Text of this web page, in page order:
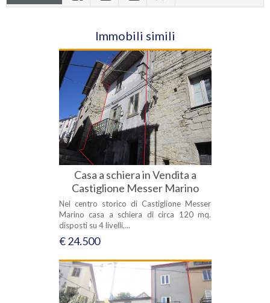
Immobili simili
Casa a schiera in Vendita a
Castiglione Messer Marino
Nel centro storico di Castiglione Messer
Marino casa a schiera di circa 120 mq.
disposti su 4 livelli,...
€ 24.500